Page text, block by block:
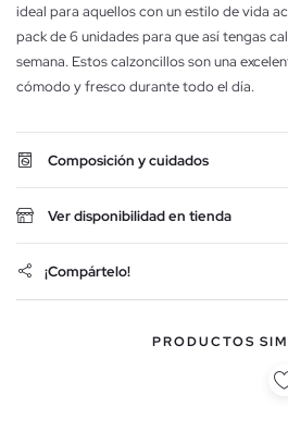
ideal para aquellos con un estilo de vida
pack de 6 unidades para que así tengas
semana. Estos calzoncillos son una
cómodo y fresco durante todo el día.
Composición y cuidados
Ver disponibilidad en tienda
¡Compártelo!
PRODUCTOS